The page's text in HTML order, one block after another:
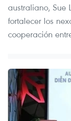
australiano, Sue
fortalecer los
cooperación